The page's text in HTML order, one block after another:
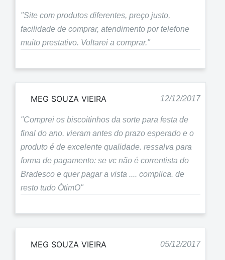
"Site com produtos diferentes, preço justo,
facilidade de comprar, atendimento por telefone
muito prestativo. Voltarei a comprar."
MEG SOUZA VIEIRA 12/12/2017
"Comprei os biscoitinhos da sorte para festa de
final do ano. vieram antes do prazo esperado e o
produto é de excelente qualidade. ressalva para
forma de pagamento: se vc não é correntista do
Bradesco e quer pagar a vista .... complica. de
resto tudo ÒtimO"
MEG SOUZA VIEIRA 05/12/2017